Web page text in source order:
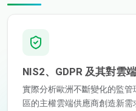
NIS2、GDPR 及其對雲
實際分析歐洲不斷變化的監
區的主權雲端供應商創造新需